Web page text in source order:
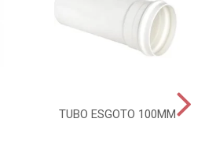
TUBO ESGOTO 100MM